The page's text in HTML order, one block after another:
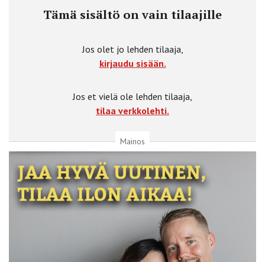
Tämä sisältö on vain tilaajille
Jos olet jo lehden tilaaja,
kirjaudu sisään.
Jos et vielä ole lehden tilaaja,
tilaa verkkolehti.
Mainos